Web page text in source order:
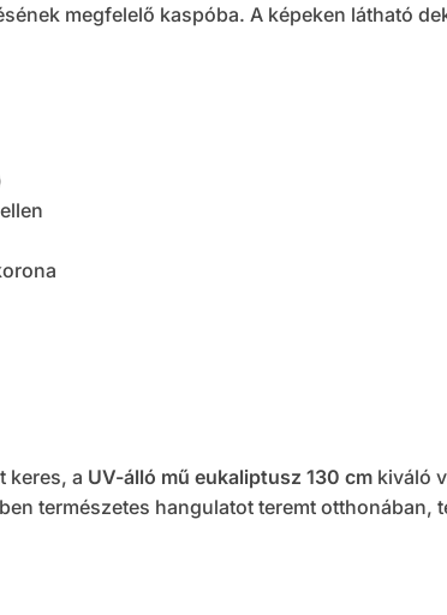
megfelelő kaspóba. A képeken látható
keres, a UV-álló mű eukaliptusz 130 cmkiváló
természetes hangulatot teremt otthonában,